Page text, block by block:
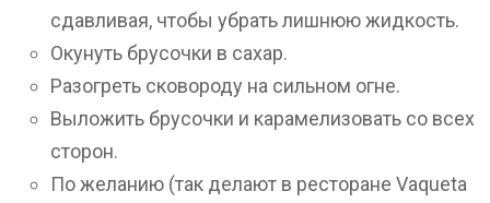
сдавливая, чтобы убрать лишнюю жидкость.
Окунуть брусочки в сахар.
Разогреть сковороду на сильном огне.
Выложить брусочки и карамелизовать со всех
сторон.
По желанию (так делают в ресторане Vaqueta